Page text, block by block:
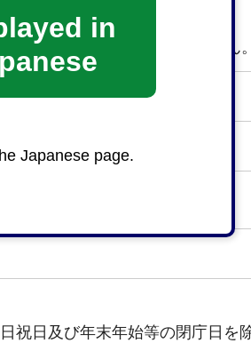
in
Japanese page.
まで）は受け付けておりません。
祝日及び年末年始等の閉庁日を